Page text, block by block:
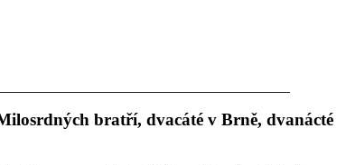
bratří, dvacáté v Brně, dvanácté